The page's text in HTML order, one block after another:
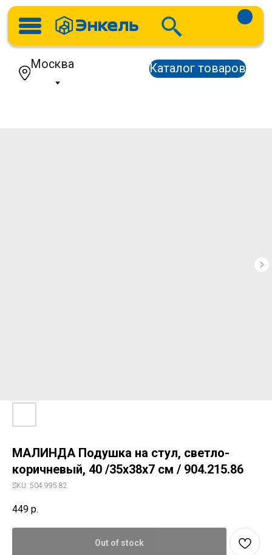
Каталог товаров
Москва
МАЛИНДА Подушка на стул, светло-
коричневый, 40 /35x38x7 см / 904.215.86
SKU: 504.995.82
449 р.
Out of stock